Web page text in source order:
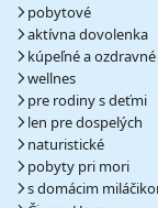
pobytové
aktívna dovolenka
kúpeľné a ozdravné
wellnes
pre rodiny s deťmi
len pre dospelých
naturistické
pobyty pri mori
s domácim